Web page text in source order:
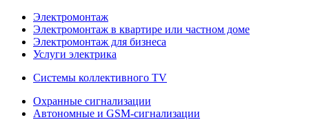
Электромонтаж
Электромонтаж в квартире или частном доме
Электромонтаж для бизнеса
Услуги электрика
Системы коллективного TV
Охранные сигнализации
Автономные и GSM-сигнализации